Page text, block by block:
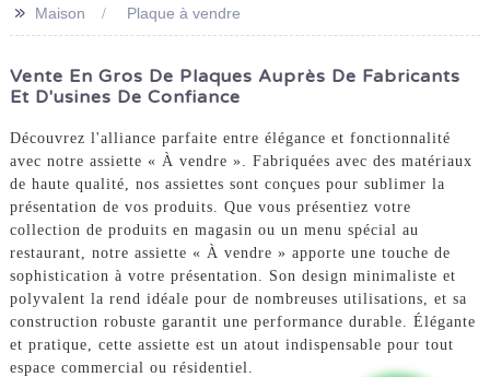
>> Maison Plaque à vendre
Vente En Gros De Plaques Auprès De Fabricants
Et D'usines De Confiance
Découvrez l'alliance parfaite entre élégance et fonctionnalité
avec notre assiette « À vendre ». Fabriquées avec des matériaux
de haute qualité, nos assiettes sont conçues pour sublimer la
présentation de vos produits. Que vous présentiez votre
collection de produits en magasin ou un menu spécial au
restaurant, notre assiette « À vendre » apporte une touche de
sophistication à votre présentation. Son design minimaliste et
polyvalent la rend idéale pour de nombreuses utilisations, et sa
construction robuste garantit une performance durable. Élégante
et pratique, cette assiette est un atout indispensable pour tout
espace commercial ou résidentiel.